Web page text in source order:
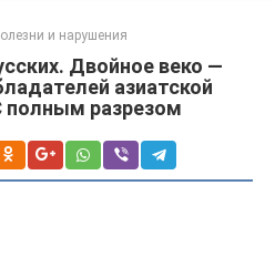
и нарушения
Двойное веко —
азиатской
полным разрезом